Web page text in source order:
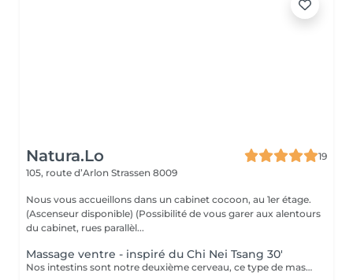
Natura.Lo
19
105, route d’Arlon Strassen 8009
Nous vous accueillons dans un cabinet cocoon, au 1er étage.
(Ascenseur disponible) (Possibilité de vous garer aux alentours
du cabinet, rues parallèl...
Massage ventre - inspiré du Chi Nei Tsang 30'
Nos intestins sont notre deuxième cerveau, ce type de massage réorganise et redynamise vos organes. Moment de reconnexion avec soi. (Ne convient pas aux femmes enceintes, ni aux personnes ayant reçu une opération récente au niveau digestif) Chèque cadeau disponible (Montant de votre choix, celui-ci est à indiquer lors de votre demande)